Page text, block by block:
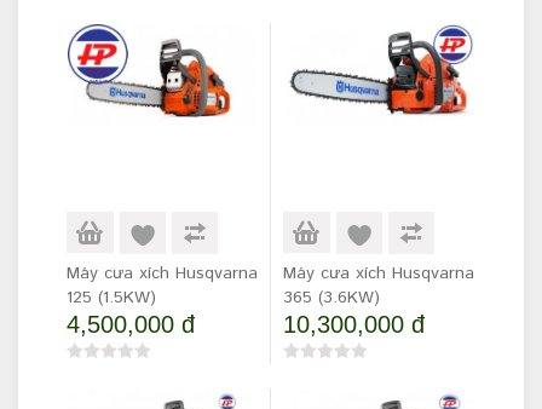
Máy cưa xích Husqvarna
125 (1.5KW)
4,500,000 đ
Máy cưa xích Husqvarna
365 (3.6KW)
10,300,000 đ